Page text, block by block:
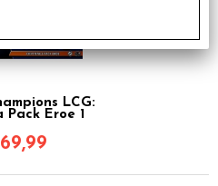
LCG:
Pack Eroe 1
69,99